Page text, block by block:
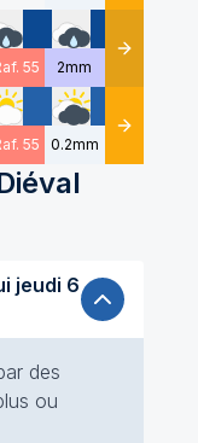
55 2mm Détails
55 0.2mm Détails
6
des
ou